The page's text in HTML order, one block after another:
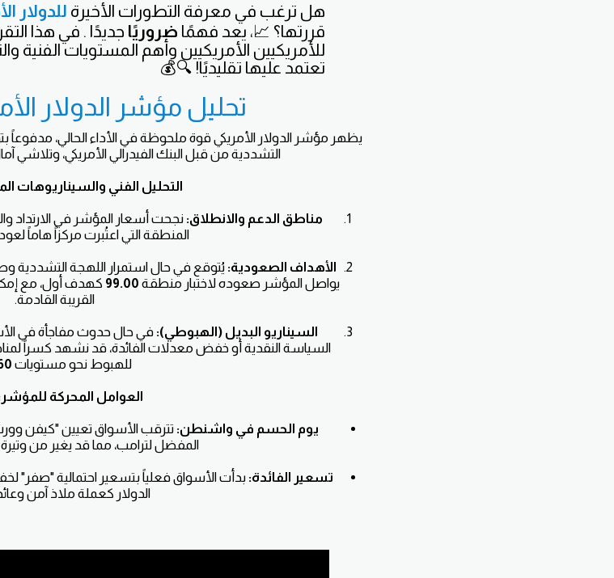
هل ترغب في معرفة التطورات الأخيرة للدولار
قررتها؟ 📈، يعد فهمًا ضروريًا جديدًا . في هذا
للأمريكيين الأمريكيين وأهم المستويات الفنية
تعتمد عليها تقليديًا! 🔍💰
تحليل مؤشر الدولار
يظهر مؤشر الدولار الأمريكي قوة ملحوظة في الأداء الحالي، مدفوعاً
التشددية من قبل البنك الفيدرالي الأمريكي، وتلاشي آمال
التحليل الفني والسيناريوهات
مناطق الدعم والانطلاق: نجحت أسعار المؤشر في
المنطقة التي اعتُبرت مركزاً هاماً
الأهداف الصعودية: يُتوقع في حال استمرار اللهجة التشددية
يواصل المؤشر صعوده لاختبار منطقة 99.00 كهدف أول، مع
القريبة القادمة.
السيناريو البديل (الهبوطي): في حال حدوث مفاجأة في
السياسة النقدية أو خفض معدلات الفائدة، قد نشهد كسراً
للهبوط نحو مستويات
العوامل المحركة
يوم الحسم في واشنطن: تترقب الأسواق تعيين "كيفن
المفضل لترامب، مما قد يغير من
تسعير الفائدة:
الدولار كعملة ملاذ آمن